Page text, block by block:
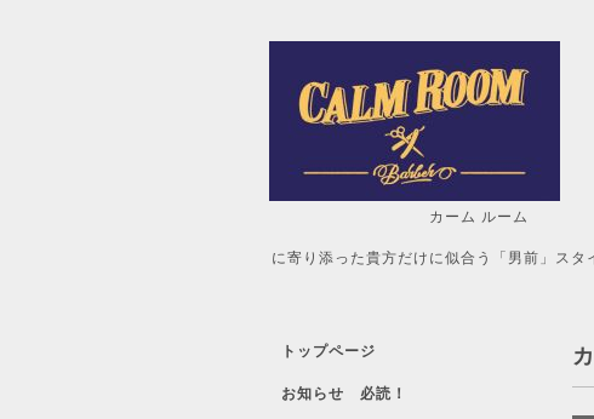
カーム ルーム
自分だけの「男
に寄り添った貴方だけに似合う「男前」スタ
トップページ
お知らせ 必読！